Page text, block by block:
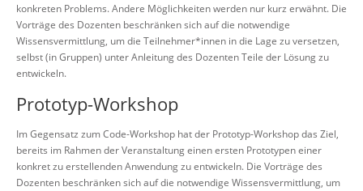
konkreten Problems. Andere Möglichkeiten werden nur kurz erwähnt. Die
Vorträge des Dozenten beschränken sich auf die notwendige
Wissensvermittlung, um die Teilnehmer*innen in die Lage zu versetzen,
selbst (in Gruppen) unter Anleitung des Dozenten Teile der Lösung zu
entwickeln.
Prototyp-Workshop
Im Gegensatz zum Code-Workshop hat der Prototyp-Workshop das Ziel,
bereits im Rahmen der Veranstaltung einen ersten Prototypen einer
konkret zu erstellenden Anwendung zu entwickeln. Die Vorträge des
Dozenten beschränken sich auf die notwendige Wissensvermittlung, um